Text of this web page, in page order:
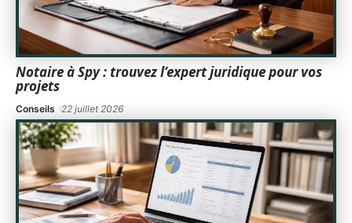
Notaire à Spy : trouvez l’expert juridique pour vos
projets
Conseils 22 juillet 2026